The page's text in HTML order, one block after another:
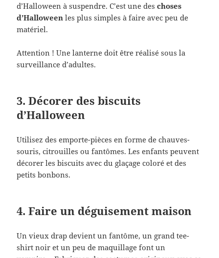
d’Halloween à suspendre. C’est une deschoses
d’Halloween les plus simples à faire avec peu de
matériel.
Attention ! Une lanterne doit être réalisé sous la
surveillance d’adultes.
3. Décorer des biscuits
d’Halloween
Utilisez des emporte-pièces en forme de chauves-
souris, citrouilles ou fantômes. Les enfants peuvent
décorer les biscuits avec du glaçage coloré et des
petits bonbons.
4. Faire un déguisement maison
Un vieux drap devient un fantôme, un grand tee-
shirt noir et un peu de maquillage font un